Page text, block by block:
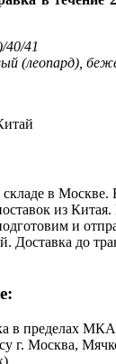
40/41
(леопард),
складе в
из
и
Доставка до
в пределах
г. Москва,